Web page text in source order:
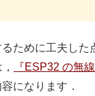
ために工夫した
『ESP32 の無
になります．